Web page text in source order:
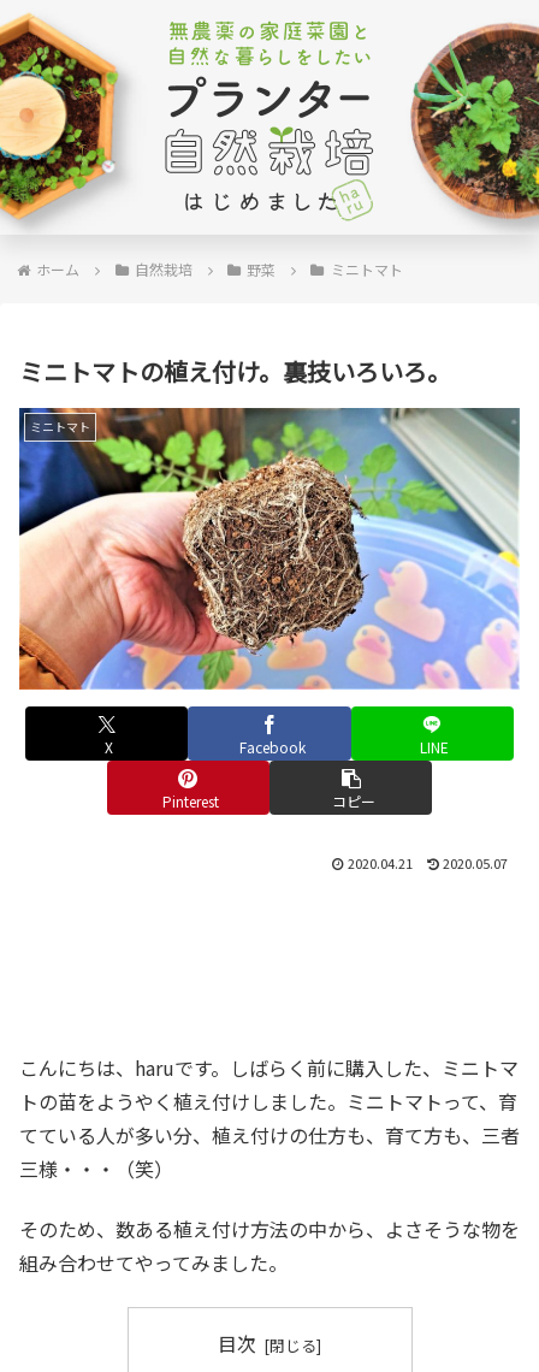
ホーム 自然栽培 野菜 ミニトマト
ミニトマトの植え付け。裏技いろいろ。
ミニトマト
X Facebook LINE
Pinterest コピー
2020.04.21 2020.05.07
こんにちは、haruです。しばらく前に購入した、ミニトマ
トの苗をようやく植え付けしました。ミニトマトって、育
てている人が多い分、植え付けの仕方も、育て方も、三者
三様・・・（笑）
そのため、数ある植え付け方法の中から、よさそうな物を
組み合わせてやってみました。
目次